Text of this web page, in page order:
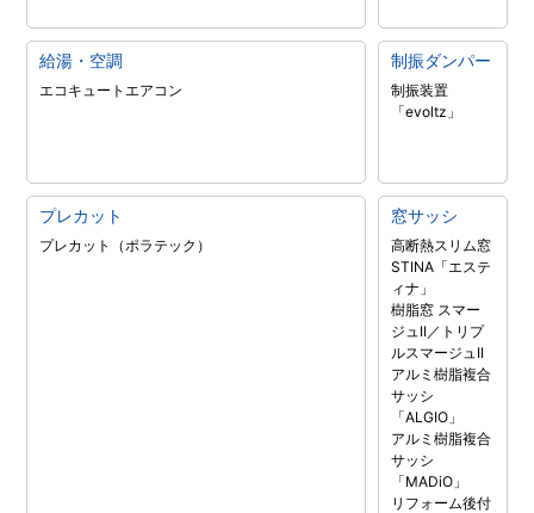
給湯・空調
エコキュート エアコン
制振ダンパー
制振装置
「evoltz」
プレカット
プレカット（ポラテック）
窓サッシ
高断熱スリム窓
STINA「エステ
ィナ」
樹脂窓 スマー
ジュII／トリプ
ルスマージュII
アルミ樹脂複合
サッシ
「ALGIO」
アルミ樹脂複合
サッシ
「MADiO」
リフォーム後付